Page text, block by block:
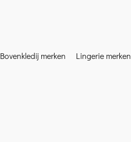
Bovenkledij merken Lingerie merken